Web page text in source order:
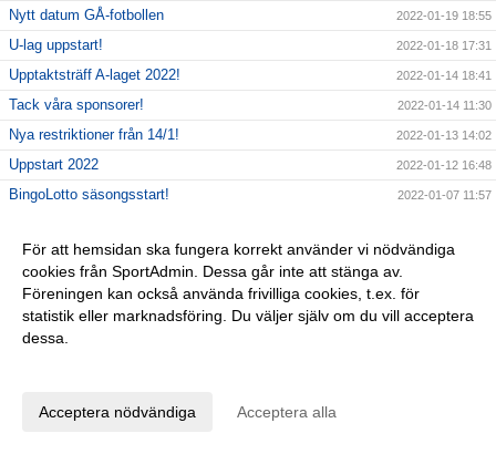
Nytt datum GÅ-fotbollen 2022-01-19 18:55
U-lag uppstart! 2022-01-18 17:31
Upptaktsträff A-laget 2022! 2022-01-14 18:41
Tack våra sponsorer! 2022-01-14 11:30
Nya restriktioner från 14/1! 2022-01-13 14:02
Uppstart 2022 2022-01-12 16:48
BingoLotto säsongsstart! 2022-01-07 11:57
BingoLotto Nyårsbingo 2021-12-27 12:10
Nyförvärv HIS 2022-Andreas Särnby
Obs ingen Gölarunda 26/12! 2021-12-26 09:28
God Jul önskar HIS
BingoLotter Uppesittarkvällen
För att hemsidan ska fungera korrekt använder vi nödvändiga
cookies från SportAdmin. Dessa går inte att stänga av.
Föreningen kan också använda frivilliga cookies, t.ex. för
statistik eller marknadsföring. Du väljer själv om du vill acceptera
dessa.
Acceptera nödvändiga Acceptera alla